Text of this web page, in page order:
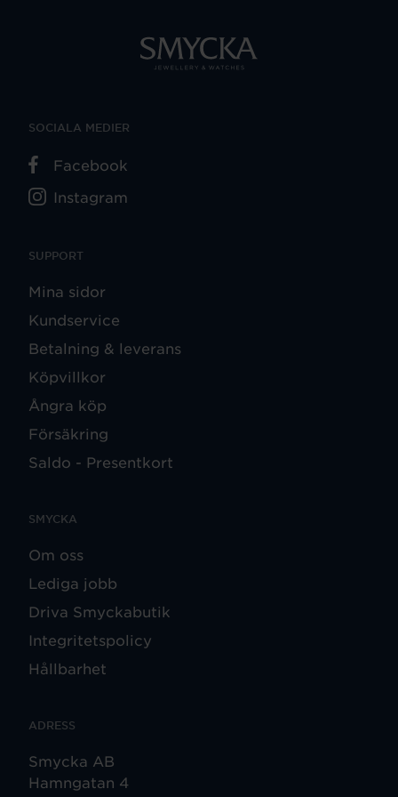
SUPPORT
Mina sidor
Kundservice
Betalning & leverans
Köpvillkor
Ångra köp
Försäkring
Saldo - Presentkort
SMYCKA
Om oss
Lediga jobb
Driva Smyckabutik
Integritetspolicy
Hållbarhet
ADRESS
Smycka AB
Hamngatan 4
SOCIALA MEDIER
Facebook
Instagram